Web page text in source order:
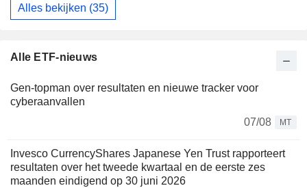
Alles bekijken (35)
Alle ETF-nieuws
Gen-topman over resultaten en nieuwe tracker voor
cyberaanvallen
07/08
MT
Invesco CurrencyShares Japanese Yen Trust rapporteert
resultaten over het tweede kwartaal en de eerste zes
maanden eindigend op 30 juni 2026